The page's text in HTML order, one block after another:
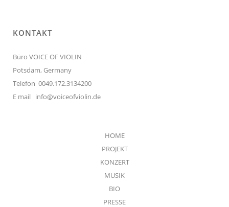
KONTAKT
Büro VOICE OF VIOLIN
Potsdam, Germany
Telefon 0049.172.3134200
E mail info@voiceofviolin.de
HOME
PROJEKT
KONZERT
MUSIK
BIO
PRESSE